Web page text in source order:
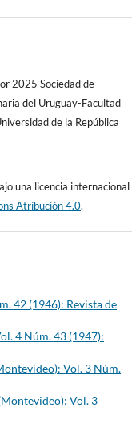
2025 Sociedad de
del Uruguay-Facultad
de la República
una licencia internacional
Atribución 4.0.
42 (1946): Revista de
4 Núm. 43 (1947):
Vol. 3 Núm.
Vol. 3